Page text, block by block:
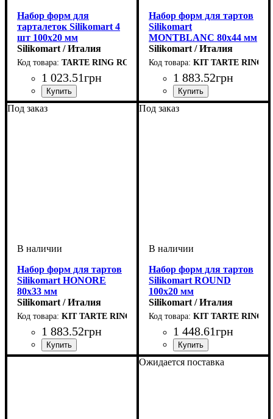
Набор форм для
тарталеток Silikomart 4
шт 100х20 мм
Silikomart / Италия
TARTE RING ROUND D100 H20
1 023.51грн
Набор форм для тартов
Silikomart
MONTBLANC 80х44 мм
Silikomart / Италия
KIT TARTE RING
1 883.52грн
Под заказ
Набор форм для тартов
Silikomart HONORE
80х33 мм
Silikomart / Италия
KIT TARTE RING HONORE D80 MM
1 883.52грн
Под заказ
Набор форм для тартов
Silikomart ROUND
100х20 мм
Silikomart / Италия
KIT TARTE RING
1 448.61грн
Ожидается поставка